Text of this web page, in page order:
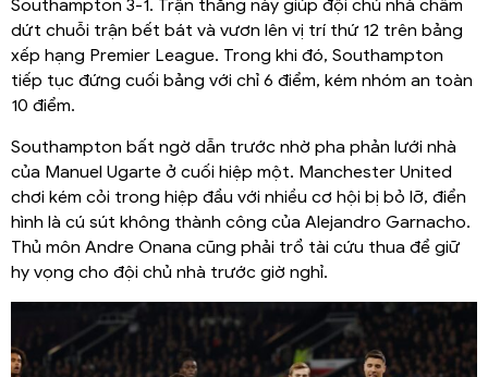
Southampton 3-1. Trận thắng này giúp đội chủ nhà chấm
dứt chuỗi trận bết bát và vươn lên vị trí thứ 12 trên bảng
xếp hạng Premier League. Trong khi đó, Southampton
tiếp tục đứng cuối bảng với chỉ 6 điểm, kém nhóm an toàn
10 điểm.
Southampton bất ngờ dẫn trước nhờ pha phản lưới nhà
của Manuel Ugarte ở cuối hiệp một. Manchester United
chơi kém cỏi trong hiệp đầu với nhiều cơ hội bị bỏ lỡ, điển
hình là cú sút không thành công của Alejandro Garnacho.
Thủ môn Andre Onana cũng phải trổ tài cứu thua để giữ
hy vọng cho đội chủ nhà trước giờ nghỉ.